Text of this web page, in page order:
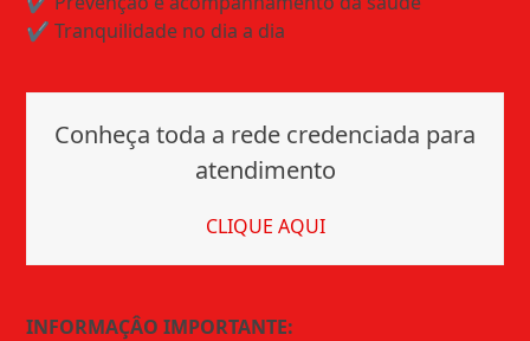
✔️ Tranquilidade no dia a dia
Conheça toda a rede credenciada para
atendimento
CLIQUE AQUI
INFORMAÇÂO IMPORTANTE: